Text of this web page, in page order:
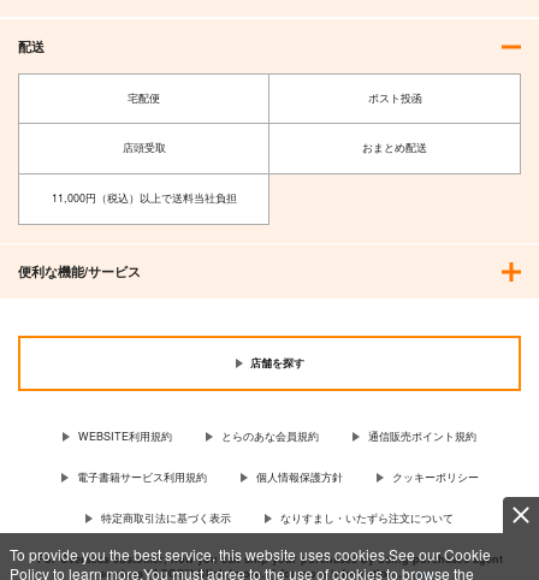
To provide you the best service, this website uses cookies.See our Cookie
Policy to learn more.You must agree to the use of cookies to browse the
配送
宅配便 ポスト投函
店頭受取 おまとめ配送
11,000円（税込）以上で送料当社負担
便利な機能/サービス
店舗を探す
WEBSITE利用規約 とらのあな会員規約 通信販売ポイント規約
電子書籍サービス利用規約 個人情報保護方針 クッキーポリシー
特定商取引法に基づく表示 なりすまし・いたずら注文について
For Overseas customer, now you can ship your purchases by using purchases agent
services “AOCS”! Click {more…} for more information …more